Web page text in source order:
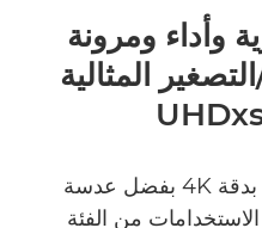
وأداء ومرونة
المثالية
التقط لقطات بث مذهلة بدقة 4K بفضل عدسة
الاستخدامات من الفئة